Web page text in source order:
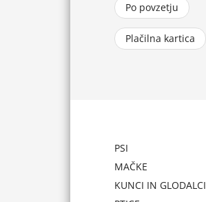
Po povzetju
Plačilna kartica
PSI
MAČKE
KUNCI IN GLODALCI